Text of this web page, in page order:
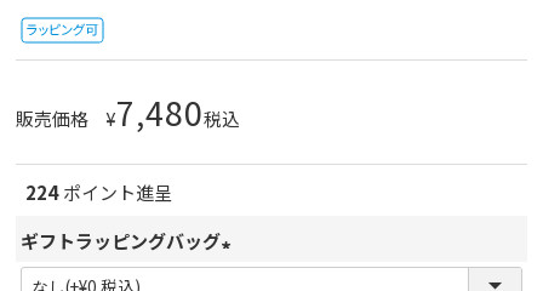
販売価格 ¥7,480税込
224 ポイント進呈
ギフトラッピングバッグ